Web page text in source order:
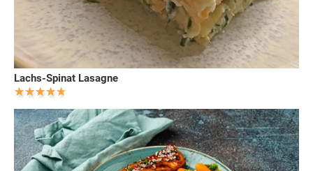
Lachs-Spinat Lasagne